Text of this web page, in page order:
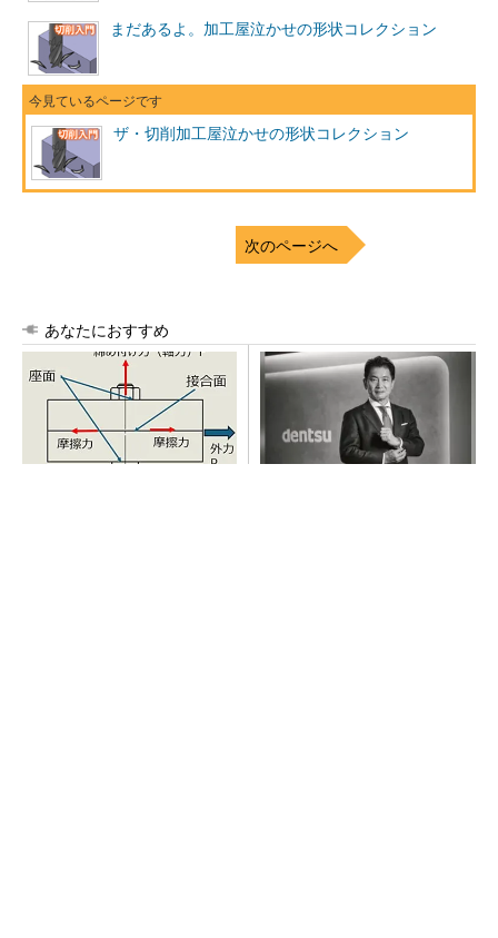
まだあるよ。加工屋泣かせの形状コレクション
ザ・切削加工屋泣かせの形状コレクション
次のページへ
あなたにおすすめ